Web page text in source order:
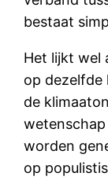
bestaat
Het lijkt wel
op dezelfde
de
worden
op